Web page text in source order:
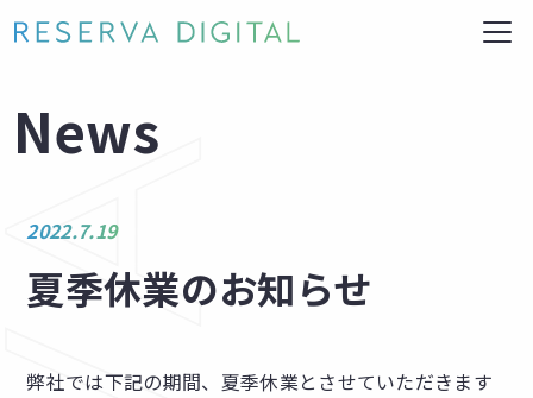
News
2022.7.19
夏季休業のお知らせ
弊社では下記の期間、夏季休業とさせていただきます